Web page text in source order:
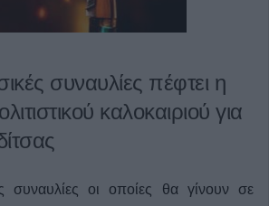
συναυλίες πέφτει η
καλοκαιριού για
συναυλίες οι οποίες θα γίνουν σε